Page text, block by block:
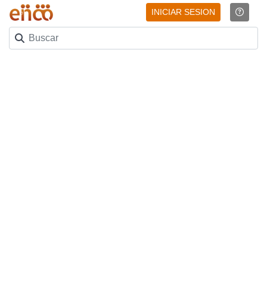
INICIAR SESION